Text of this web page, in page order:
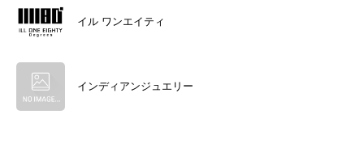
イル ワンエイティ
インディアンジュエリー